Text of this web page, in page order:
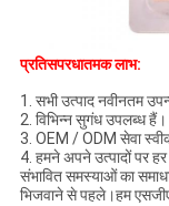
प्रतिसपरधातमक लाभ:
1. सभी उत्पाद नवीनतम
2. विभिन्न सुगंध उपलब्ध हैं।
3. OEM / ODM सेवा
4. हमने अपने उत्पादों पर
संभावित समस्याओं का
भिजवाने से पहले।हम